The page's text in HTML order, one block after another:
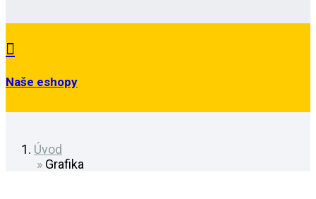

Naše eshopy
Úvod
» Grafika